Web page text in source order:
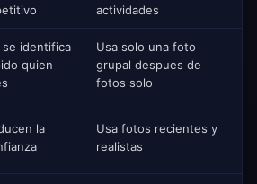
actividades
se identifica
quien
Usa solo una foto
grupal despues de
fotos solo
la
Usa fotos recientes y
realistas